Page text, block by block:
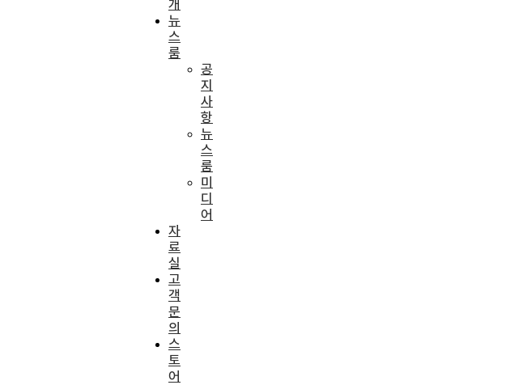
개
뉴
스
룸
공
지
사
항
뉴
스
룸
미
디
어
자
료
실
고
객
문
의
스
토
어